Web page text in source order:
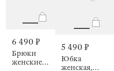
6 490 ₽
Брюки
женские,
5 490 ₽
Юбка
женская,